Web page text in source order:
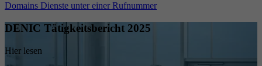
Domains Dienste unter einer Rufnummer
DENIC Tätigkeitsbericht 2025
Hier lesen